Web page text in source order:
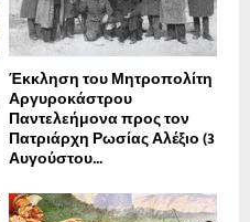
Έκκληση του Μητροπολίτη
Αργυροκάστρου
Παντελεήμονα προς τον
Πατριάρχη Ρωσίας Αλέξιο (3
Αυγούστου...